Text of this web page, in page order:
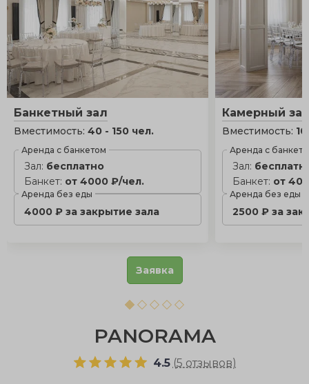
Банкетный зал
Вместимость: 40 - 150 чел.
Аренда с банкетом
Зал: бесплатно
Банкет: от 4000 ₽/чел.
Аренда без еды
4000 ₽ за закрытие зала
Камерный
Вместимость:
Аренда с
Зал:
Банкет: от
Аренда без еды
2500 ₽ за
Заявка
PANORAMA
4.5 (5 отзывов)